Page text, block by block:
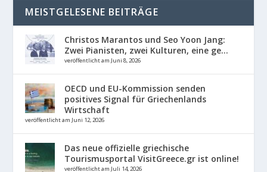
MEISTGELESENE BEITRÄGE
Christos Marantos und Seo Yoon Jang:
Zwei Pianisten, zwei Kulturen, eine ge...
veröffentlicht am Juni 8, 2026
OECD und EU-Kommission senden
positives Signal für Griechenlands
Wirtschaft
veröffentlicht am Juni 12, 2026
Das neue offizielle griechische
Tourismusportal VisitGreece.gr ist online!
veröffentlicht am Juli 14, 2026